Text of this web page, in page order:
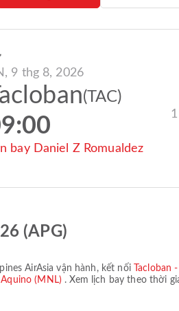
9 thg 8, 2026
(TAC)
bay Daniel Z Romualdez
(APG)
AirAsia vận hành, kết nối Tacloban
(MNL) . Xem lịch bay theo thời